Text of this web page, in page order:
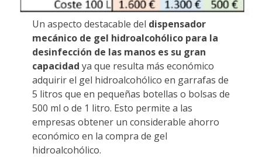
Un aspecto destacable del dispensador
mecánico de gel hidroalcohólico para la
desinfección de las manos es su gran
capacidad ya que resulta más económico
adquirir el gel hidroalcohólico en garrafas de
5 litros que en pequeñas botellas o bolsas de
500 ml o de 1 litro. Esto permite a las
empresas obtener un considerable ahorro
económico en la compra de gel
hidroalcohólico.